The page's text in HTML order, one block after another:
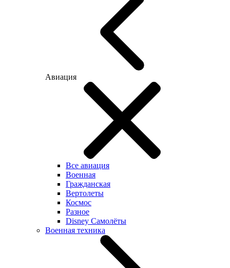
Авиация
Все авиация
Военная
Гражданская
Вертолеты
Космос
Разное
Disney Самолёты
Военная техника